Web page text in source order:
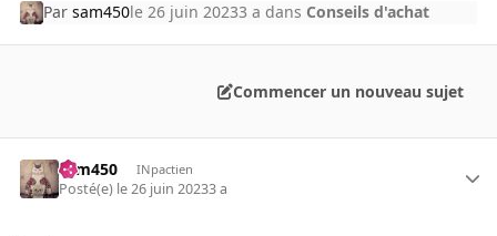
Parsam450le 26 juin 20233 a dans Conseils d'achat
Commencer un nouveau sujet
sam450 INpactien
Posté(e) le 26 juin 20233 a